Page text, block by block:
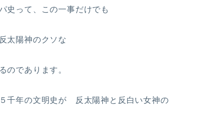
史って、この一事だけでも
太陽神のクソな
のであります。
千年の文明史が 反太陽神と反白い女神の